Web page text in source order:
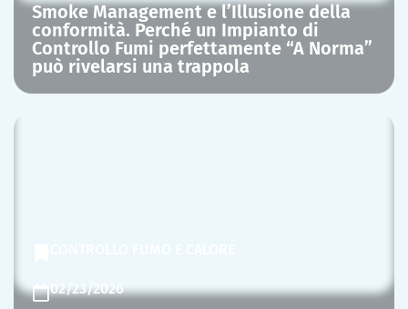
Smoke Management e l’Illusione della
conformità. Perché un Impianto di
Controllo Fumi perfettamente “A Norma”
può rivelarsi una trappola
02/23/2026